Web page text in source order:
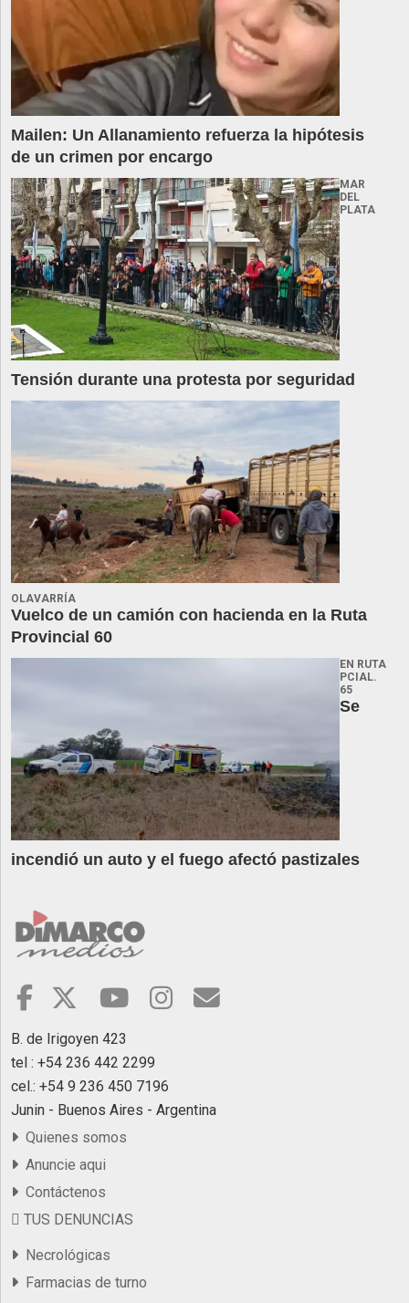
Mailen: Un Allanamiento refuerza la hipótesis
de un crimen por encargo
MAR
DEL
PLATA
Tensión durante una protesta por seguridad
OLAVARRÍA
Vuelco de un camión con hacienda en la Ruta
Provincial 60
EN RUTA
PCIAL.
65
Se
incendió un auto y el fuego afectó pastizales
B. de Irigoyen 423
tel : +54 236 442 2299
cel.: +54 9 236 450 7196
Junin - Buenos Aires - Argentina
Quienes somos
Anuncie aqui
Contáctenos
TUS DENUNCIAS
Necrológicas
Farmacias de turno